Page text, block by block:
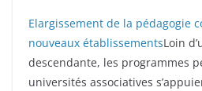
Elargissement de la pédagogie
nouveaux établissementsLoin
descendante, les programmes
universités associatives